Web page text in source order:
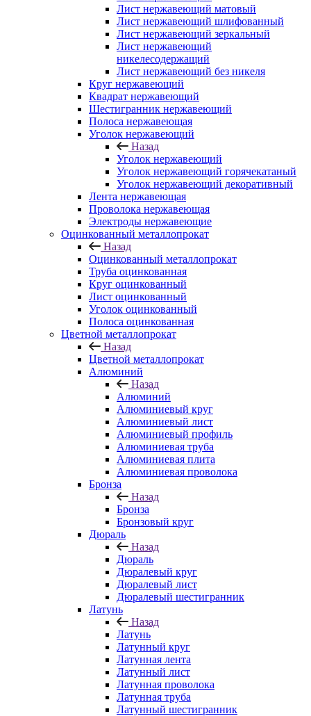
Лист нержавеющий матовый
Лист нержавеющий шлифованный
Лист нержавеющий зеркальный
Лист нержавеющий
никелесодержащий
Лист нержавеющий без никеля
Круг нержавеющий
Квадрат нержавеющий
Шестигранник нержавеющий
Полоса нержавеющая
Уголок нержавеющий
Назад
Уголок нержавеющий
Уголок нержавеющий горячекатаный
Уголок нержавеющий декоративный
Лента нержавеющая
Проволока нержавеющая
Электроды нержавеющие
Оцинкованный металлопрокат
Назад
Оцинкованный металлопрокат
Труба оцинкованная
Круг оцинкованный
Лист оцинкованный
Уголок оцинкованный
Полоса оцинкованная
Цветной металлопрокат
Назад
Цветной металлопрокат
Алюминий
Назад
Алюминий
Алюминиевый круг
Алюминиевый лист
Алюминиевый профиль
Алюминиевая труба
Алюминиевая плита
Алюминиевая проволока
Бронза
Назад
Бронза
Бронзовый круг
Дюраль
Назад
Дюраль
Дюралевый круг
Дюралевый лист
Дюралевый шестигранник
Латунь
Назад
Латунь
Латунный круг
Латунная лента
Латунный лист
Латунная проволока
Латунная труба
Латунный шестигранник